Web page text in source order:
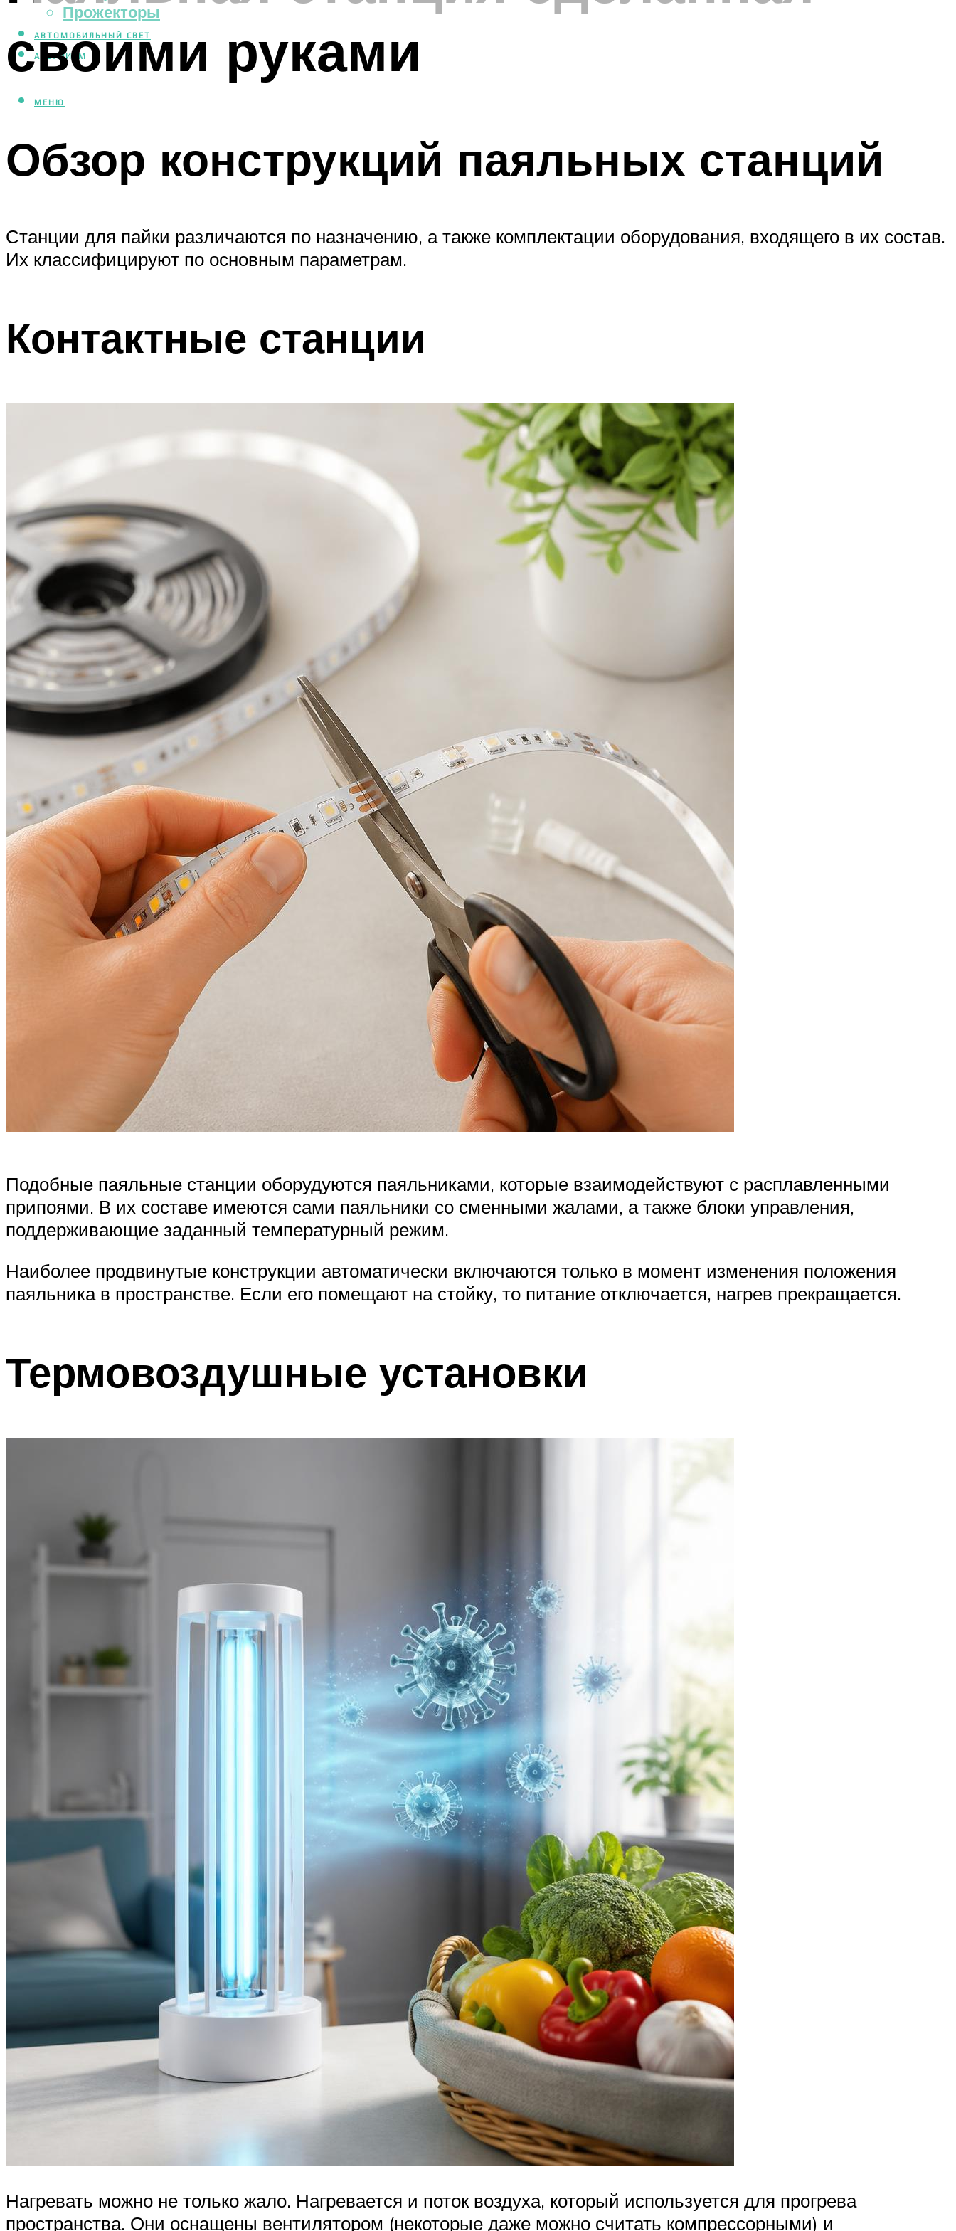
Прожекторы
АВТОМОБИЛЬНЫЙ СВЕТ
АКВАРИУМ
МЕНЮ
своими руками
Обзор конструкций паяльных станций
Станции для пайки различаются по назначению, а также комплектации оборудования, входящего в их состав.
Их классифицируют по основным параметрам.
Контактные станции
Подобные паяльные станции оборудуются паяльниками, которые взаимодействуют с расплавленными
припоями. В их составе имеются сами паяльники со сменными жалами, а также блоки управления,
поддерживающие заданный температурный режим.
Наиболее продвинутые конструкции автоматически включаются только в момент изменения положения
паяльника в пространстве. Если его помещают на стойку, то питание отключается, нагрев прекращается.
Термовоздушные установки
Нагревать можно не только жало. Нагревается и поток воздуха, который используется для прогрева
пространства. Они оснащены вентилятором (некоторые даже можно считать компрессорными) и